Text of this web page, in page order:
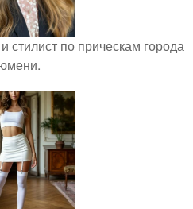
стилист по прическам города